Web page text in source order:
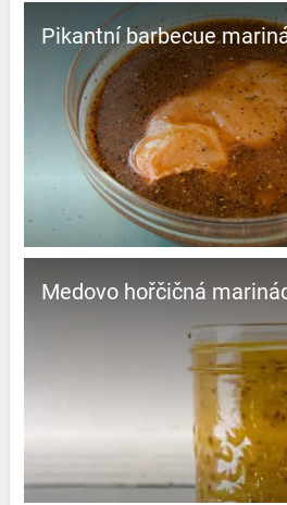
Pikantní barbecue
Medovo hořčičná